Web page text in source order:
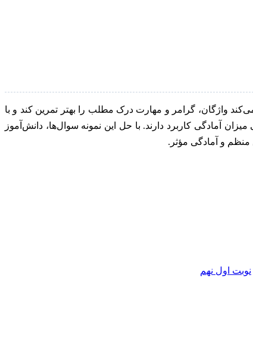
کمک می‌کند واژگان، گرامر و مهارت درک مطلب را بهتر تمرین کند و با
آمادگی کاربرد دارند. با حل این نمونه سوال‌ها، دانش‌آموز
و آمادگی مؤثر.
نوبت اول نهم